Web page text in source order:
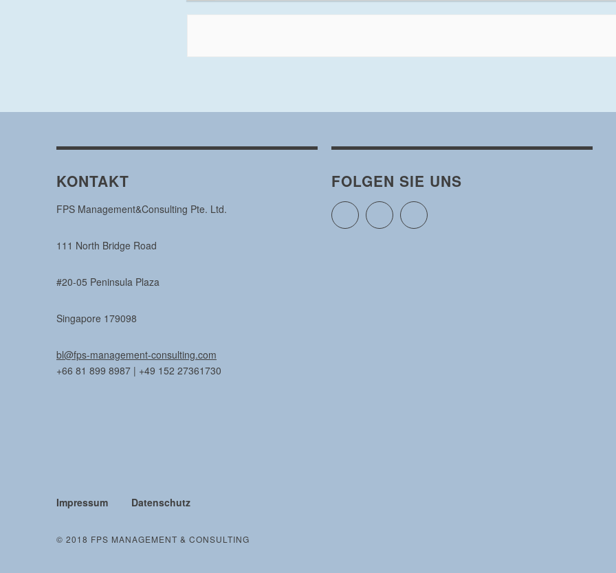
KONTAKT
FPS Management&Consulting Pte. Ltd.
111 North Bridge Road
#20-05 Peninsula Plaza
Singapore 179098
bl@fps-management-consulting.com
+66 81 899 8987 | +49 152 27361730
FOLGEN SIE UNS
Twitter FacebookInstagram
Impressum Datenschutz
© 2018 FPS MANAGEMENT & CONSULTING